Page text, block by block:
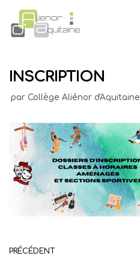
Aller
au
INSCRIPTION
par Collège Aliénor d'Aquitaine
PRÉCÉDENT